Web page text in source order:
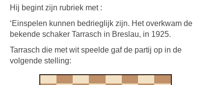
Hij begint zijn rubriek met :
‘Einspelen kunnen bedrieglijk zijn. Het overkwam de
bekende schaker Tarrasch in Breslau, in 1925.
Tarrasch die met wit speelde gaf de partij op in de
volgende stelling: